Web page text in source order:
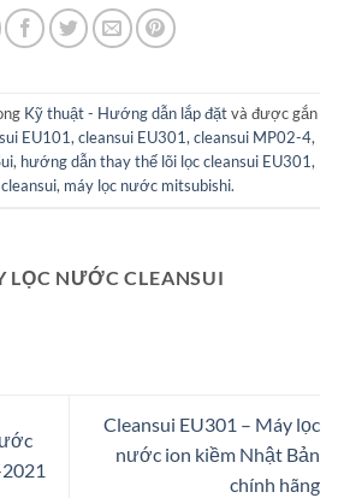
Kỹ thuật - Hướng dẫn lắp đặtvà được gắn
EU101, cleansui EU301, cleansui MP02-4,
, hướng dẫn thay thế lõi lọc cleansui EU301,
, máy lọc nước mitsubishi.
LỌC NƯỚC CLEANSUI
Cleansui EU301 – Máy lọc
nước ion kiềm Nhật Bản
chính hãng